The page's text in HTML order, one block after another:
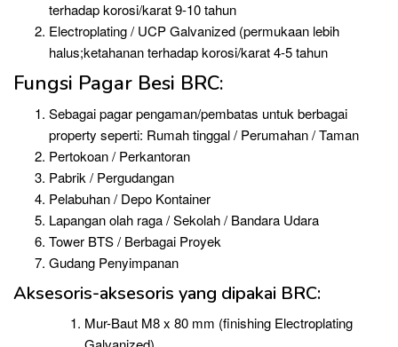
terhadap korosi/karat 9-10 tahun
Electroplating / UCP Galvanized (permukaan lebih
halus;ketahanan terhadap korosi/karat 4-5 tahun
Fungsi Pagar Besi BRC:
Sebagai pagar pengaman/pembatas untuk berbagai
property seperti: Rumah tinggal / Perumahan / Taman
Pertokoan / Perkantoran
Pabrik / Pergudangan
Pelabuhan / Depo Kontainer
Lapangan olah raga / Sekolah / Bandara Udara
Tower BTS / Berbagai Proyek
Gudang Penyimpanan
Aksesoris-aksesoris yang dipakai BRC:
Mur-Baut M8 x 80 mm (finishing Electroplating